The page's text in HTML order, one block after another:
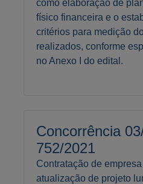
como elaboração de
físico financeira e o
critérios para medição
realizados, conforme
no Anexo I do edital.
Concorrência
752/2021
Contratação de
atualização de projeto